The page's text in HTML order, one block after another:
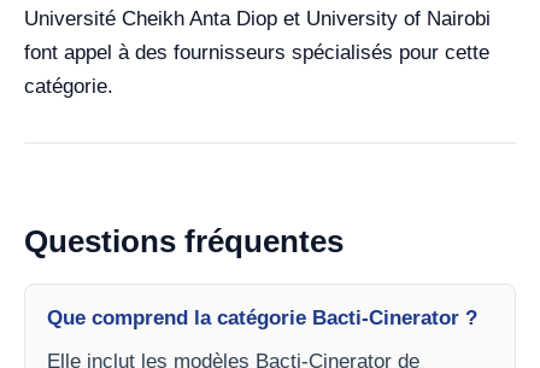
Université Cheikh Anta Diop et University of Nairobi
font appel à des fournisseurs spécialisés pour cette
catégorie.
Questions fréquentes
Que comprend la catégorie Bacti-Cinerator ?
Elle inclut les modèles Bacti-Cinerator de